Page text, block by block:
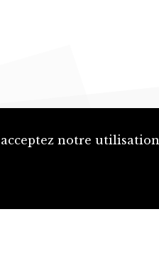
notre utilisation